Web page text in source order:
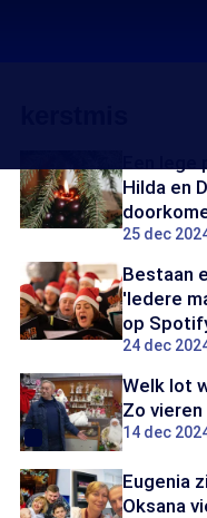
Hilda en
25 dec
Bestaan
'Iedere
op
24 dec
Welk lot
Zo
14 dec
Eugenia
Oksana